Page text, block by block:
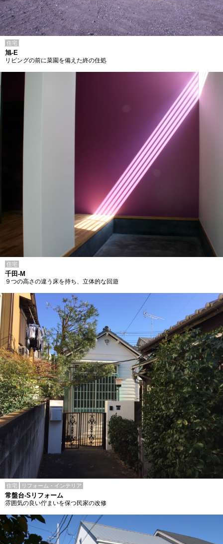
住宅
旭-E
リビングの前に菜園を備えた終の住処
住宅
千田-M
９つの高さの違う床を持ち、立体的な回遊
住宅 リフォーム・インテリア
常盤台-Sリフォーム
雰囲気の良い佇まいを保つ民家の改修